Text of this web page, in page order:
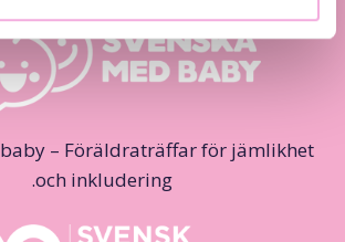
baby – Föräldraträffar för jämlikhet
och inkludering.